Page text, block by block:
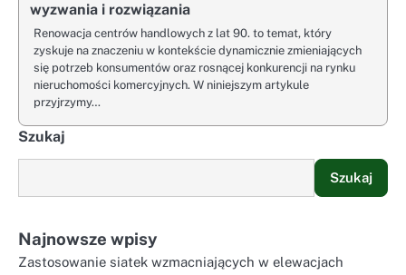
wyzwania i rozwiązania
Renowacja centrów handlowych z lat 90. to temat, który
zyskuje na znaczeniu w kontekście dynamicznie zmieniających
się potrzeb konsumentów oraz rosnącej konkurencji na rynku
nieruchomości komercyjnych. W niniejszym artykule
przyjrzymy…
Szukaj
Szukaj
Najnowsze wpisy
Zastosowanie siatek wzmacniających w elewacjach